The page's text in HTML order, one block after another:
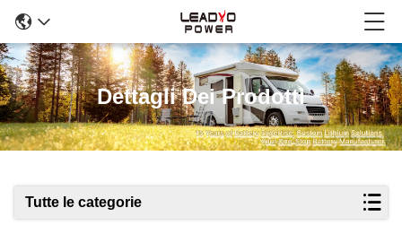
Dettagli Dei Prodotti
Tutte le categorie